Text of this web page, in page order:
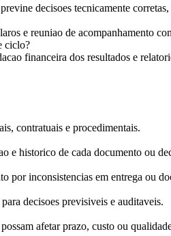
decisoes tecnicamente
e reuniao de acompanhamento
ciclo?
financeira dos resultados e
contratuais e procedimentais.
e historico de cada documento ou
por inconsistencias em entrega ou
decisoes previsiveis e auditaveis.
afetar prazo, custo ou